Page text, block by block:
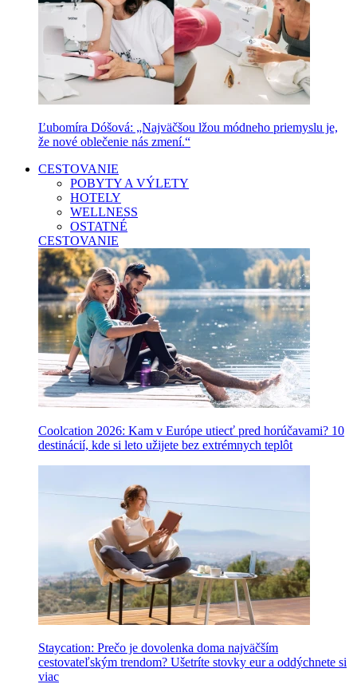
Ľubomíra Dóšová: „Najväčšou lžou módneho priemyslu je,
že nové oblečenie nás zmení.“
CESTOVANIE
POBYTY A VÝLETY
HOTELY
WELLNESS
OSTATNÉ
CESTOVANIE
Coolcation 2026: Kam v Európe utiecť pred horúčavami? 10
destinácií, kde si leto užijete bez extrémnych teplôt
Staycation: Prečo je dovolenka doma najväčším
cestovateľským trendom? Ušetríte stovky eur a oddýchnete si
viac